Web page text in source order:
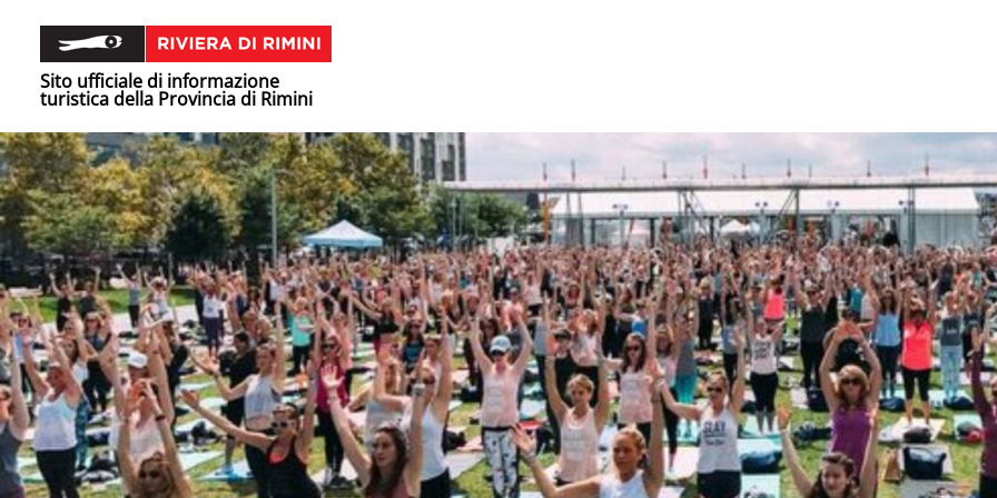
Sito ufficiale di informazione
turistica della Provincia di Rimini